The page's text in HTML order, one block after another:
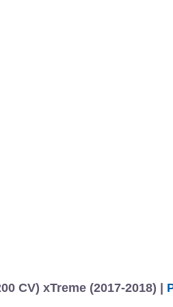
CV) xTreme (2017-2018) |